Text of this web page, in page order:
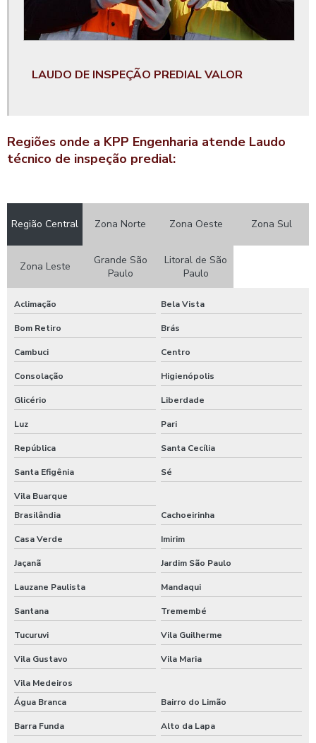
Laudo inspeção predial
Laudo pericial estrutural
Laudo técnico de vistoria estrutural
Laudo vistoria estrutural
Manutenção e reforma de condomínios
Mão de obra industrial
Mão de obra para indústria
Obra civil industrial
Orçamento de laudo estrutural
Preço laudo estrutural
Reforço de estrutura
Reforço de estruturas concreto armado
Reforço estrutural
Reforço estrutural para laje
Reforma estrutural condomínio
Reformas de estruturas
Reparo de uma estrutura
Reparo industrial
LAUDO DE INSPEÇÃO PREDIAL VALOR
Regiões onde a KPP Engenharia atende Laudo
técnico de inspeção predial:
Região Central Zona Norte Zona Oeste Zona Sul
Zona Leste
Grande São
Paulo
Litoral de São
Paulo
Aclimação Bela Vista
Bom Retiro Brás
Cambuci Centro
Consolação Higienópolis
Glicério Liberdade
Luz Pari
República Santa Cecília
Santa Efigênia Sé
Vila Buarque
Brasilândia
Cachoeirinha
Casa Verde Imirim
Jaçanã Jardim São Paulo
Lauzane Paulista Mandaqui
Santana Tremembé
Tucuruvi Vila Guilherme
Vila Gustavo Vila Maria
Vila Medeiros
Água Branca
Bairro do Limão
Barra Funda Alto da Lapa